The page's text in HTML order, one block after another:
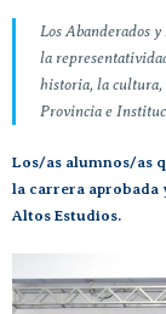
Los Abanderados
la
historia, la cultura,
Provincia e
Los/as alumnos/as
la carrera aprobada
Altos Estudios.